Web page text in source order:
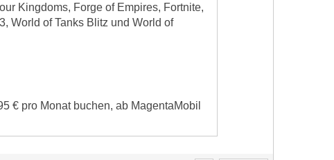
Kingdoms, Forge of Empires, Fortnite,
World of Tanks Blitz und World of
€ pro Monat buchen, ab MagentaMobil